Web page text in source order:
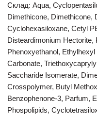
Склад: Aqua,
Dimethicone, Dimethicone,
Cyclohexasiloxane, Cetyl
Disteardimonium
Phenoxyethanol,
Carbonate,
Saccharide Isomerate,
Crosspolymer, Butyl
Benzophenone-3, Parfum,
Phospolipids,